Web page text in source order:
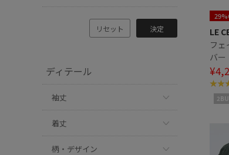
リセット 決定
ディテール
袖丈
着丈
柄・デザイン
LE
フ
バー